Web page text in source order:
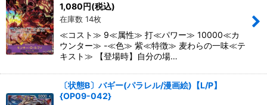
1,080円(税込)
在庫数 14枚
≪コスト≫ 9≪属性≫ 打≪パワー≫ 10000≪カ
ウンター≫ -≪色≫ 紫≪特徴≫ 麦わらの一味≪テ
キスト≫ 【登場時】自分の場…
〔状態B〕バギー(パラレル/漫画絵)【L/P】
{OP09-042}